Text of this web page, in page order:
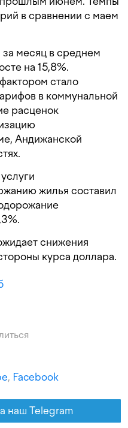
в сравнении с маем
месяц в среднем
на 15,8%.
стало
в коммунальной
расценок
Андижанской
жилья составил
снижения
курса доллара.
, Facebook
наш Telegram